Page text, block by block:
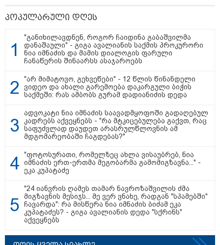
დაასანქცირა
"კაპროვანში ზღვამ კიდევ ერთი
ჭურვი გამორიყა, ადგილზე
მობილიზებულია პოლიცია და
სამაშველო" - რას წერს და რა
კადრებს აქვეყნებს თათია
ნიკოლაშვილი?
12:18 / 08-08-2026
საქართველოს ტერიტორიების
20%-ის ოკუპაცია და
გადაფარავს ამ დანაშაულს" -
ირაკლი კობახიძე
13:16 / 08-08-2026
ადვოკატი ტარიელ კაკაბაძე
პოპულარული დღეს
"განიხილავდნენ, როგორ ჩაიდინა გაბაშვილმა
დანაშაული" - გიგა ავალიანის საქმის პროკურორი
ნია იმნაძის და მამის დიალოგის ფარული
ჩანაწერის შინაარსს ასაჯაროებს
"არ მიმატოვო, გეხვეწები" - 12 წლის წინანდელი
ვიდეო და ახალი გარემოება დაკარგული ბიჭის
საქმეში: რას ამბობს გურამ დადიანიძის დედა
ადვოკატი ნია იმნაძის საავადმყოფოში გადაღებულ
კადრებს აქვეყნებს - "რა მტკიცებულება გაქვთ, რაც
საფუძვლად დაუდეთ არასრულწლოვნის ამ
მდგომარეობაში ჩაგდებას?"
"ფოტოსურათი, რომელზეც ახლა ვისაუბრებ, ნია
იმნაძის ერთ-ერთმა მეგობარმა გამომიგზავნა..." -
ეკა კუპატაძე
"24 იანვრის ღამეს თამარ ნავროზაშვილის ძმა
მიგზავნის მესიჯს... მე ვერ ვნახე, რადგან "სპამებში"
ჩავარდა": რა მისწერა ნია იმნაძის ბიძამ ეკა
კუპატაძეს? - გიგა ავალიანის დედა "სქრინს"
აქვეყნებს